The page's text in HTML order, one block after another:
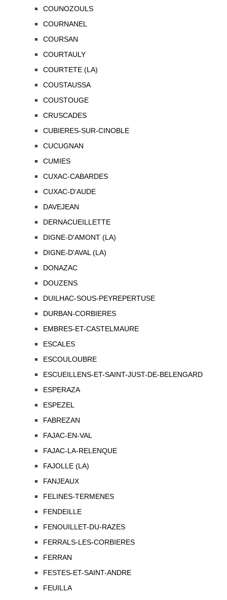
COUNOZOULS
COURNANEL
COURSAN
COURTAULY
COURTETE (LA)
COUSTAUSSA
COUSTOUGE
CRUSCADES
CUBIERES-SUR-CINOBLE
CUCUGNAN
CUMIES
CUXAC-CABARDES
CUXAC-D'AUDE
DAVEJEAN
DERNACUEILLETTE
DIGNE-D'AMONT (LA)
DIGNE-D'AVAL (LA)
DONAZAC
DOUZENS
DUILHAC-SOUS-PEYREPERTUSE
DURBAN-CORBIERES
EMBRES-ET-CASTELMAURE
ESCALES
ESCOULOUBRE
ESCUEILLENS-ET-SAINT-JUST-DE-BELENGARD
ESPERAZA
ESPEZEL
FABREZAN
FAJAC-EN-VAL
FAJAC-LA-RELENQUE
FAJOLLE (LA)
FANJEAUX
FELINES-TERMENES
FENDEILLE
FENOUILLET-DU-RAZES
FERRALS-LES-CORBIERES
FERRAN
FESTES-ET-SAINT-ANDRE
FEUILLA